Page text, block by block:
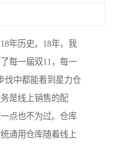
年历史。18年，我
每一届双11，每一
伐中都能看到星力仓
是线上销售的配
点也不为过。仓库
通用仓库随着线上